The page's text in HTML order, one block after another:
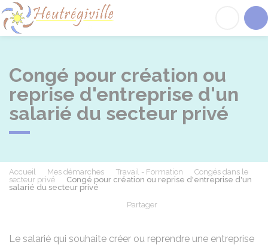
Congé pour création ou
reprise d'entreprise d'un
salarié du secteur privé
Accueil Mes démarches Travail - Formation
Congés dans le
secteur privé
Congé pour création ou reprise d'entreprise d'un
salarié du secteur privé
Partager
Le salarié qui souhaite créer ou reprendre une entreprise